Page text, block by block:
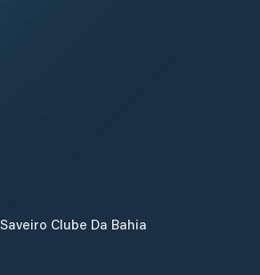
Clube Da Bahia